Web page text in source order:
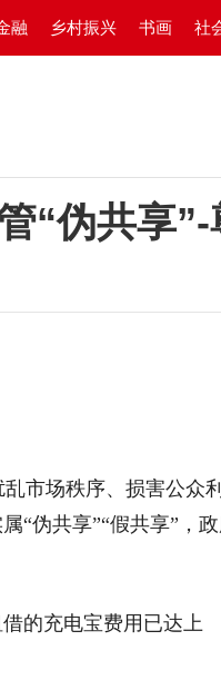
融 乡村振兴 书画 社
“伪共享
市场秩序、损害公众利
“伪共享”“假共享”，
的充电宝费用已达上